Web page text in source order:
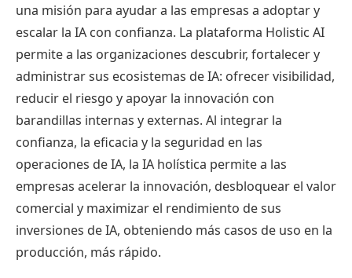
una misión para ayudar a las empresas a adoptar y
escalar la IA con confianza. La plataforma Holistic AI
permite a las organizaciones descubrir, fortalecer y
administrar sus ecosistemas de IA: ofrecer visibilidad,
reducir el riesgo y apoyar la innovación con
barandillas internas y externas. Al integrar la
confianza, la eficacia y la seguridad en las
operaciones de IA, la IA holística permite a las
empresas acelerar la innovación, desbloquear el valor
comercial y maximizar el rendimiento de sus
inversiones de IA, obteniendo más casos de uso en la
producción, más rápido.